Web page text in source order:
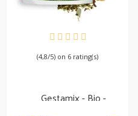
BESCHIKBAAR
(4,8/5) on 6 rating(s)
Gestamix - Bio -
Fokmerrievoeding